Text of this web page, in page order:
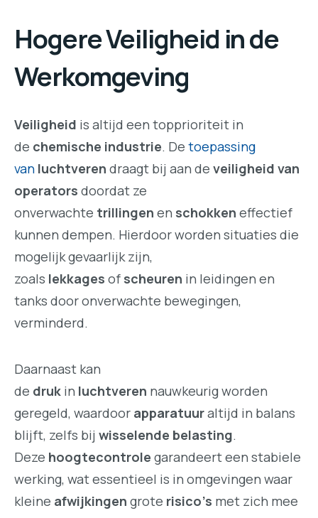
Hogere Veiligheid in de
Werkomgeving
Veiligheid is altijd een topprioriteit in
de chemische industrie. De toepassing
van luchtveren draagt bij aan de veiligheid van
operators doordat ze
onverwachte trillingen en schokken effectief
kunnen dempen. Hierdoor worden situaties die
mogelijk gevaarlijk zijn,
zoals lekkages of scheuren in leidingen en
tanks door onverwachte bewegingen,
verminderd.
Daarnaast kan
de druk in luchtveren nauwkeurig worden
geregeld, waardoor apparatuuraltijd in balans
blijft, zelfs bij wisselende belasting.
Deze hoogtecontrole garandeert een stabiele
werking, wat essentieel is in omgevingen waar
kleine afwijkingen grote risico’s met zich mee